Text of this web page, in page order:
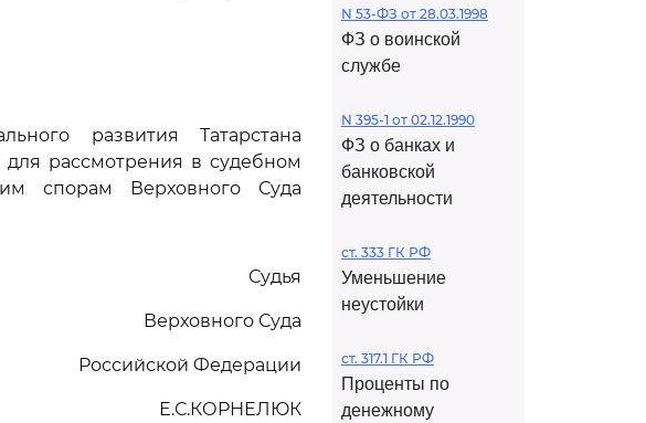
развития Татарстана
рассмотрения в судебном
спорам Верховного Суда
Судья
Верховного Суда
Российской Федерации
Е.С.КОРНЕЛЮК
N 53-ФЗ от 28.03.1998
ФЗ о воинской
службе
N 395-1 от 02.12.1990
ФЗ о банках и
банковской
деятельности
ст. 333 ГК РФ
Уменьшение
неустойки
ст. 317.1 ГК РФ
Проценты по
денежному